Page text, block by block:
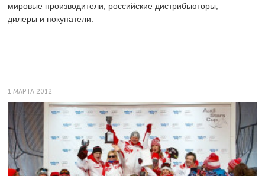
мировые производители, российские дистрибьюторы,
дилеры и покупатели.
1 МАРТА 2012